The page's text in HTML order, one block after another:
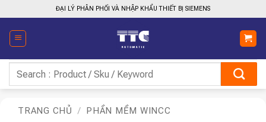
qua
nội
dung
ĐẠI LÝ PHÂN PHỐI VÀ NHẬP KHẨU THIẾT BỊ SIEMENS
kiếm:
TRANG CHỦ / PHẦN MỀM WINCC